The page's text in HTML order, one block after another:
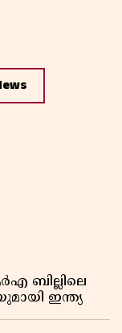
ബില്ലിലെ
ഇന്ത്യ